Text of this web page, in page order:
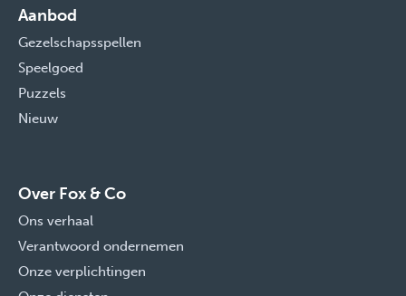
Aanbod
Gezelschapsspellen
Speelgoed
Puzzels
Nieuw
Over Fox & Co
Ons verhaal
Verantwoord ondernemen
Onze verplichtingen